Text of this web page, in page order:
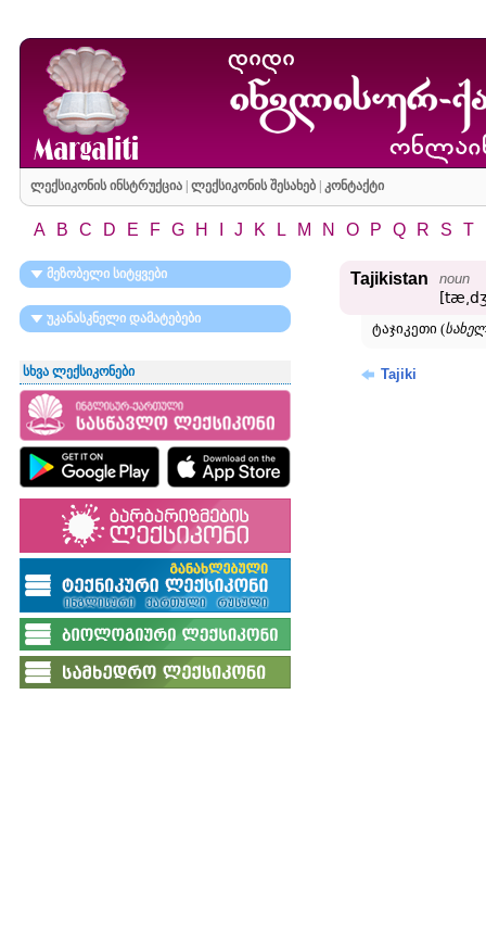
ლექსიკონის ინსტრუქცია| ლექსიკონის შესახებ| კონტაქტი
A B C D E F G H J K L M N O P Q R S T
მეზობელი სიტყვები
უკანასკნელი დამატებები
სხვა ლექსიკონები
Tajikistan noun
ტაჯიკეთი (
Tajiki